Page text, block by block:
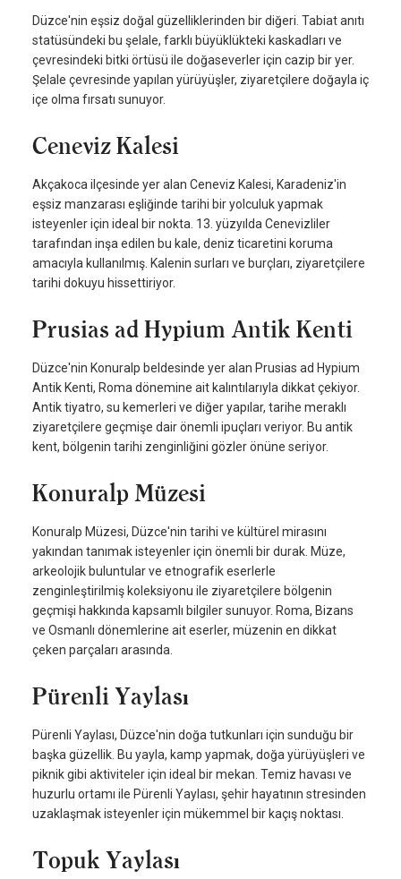
Düzce'nin eşsiz doğal güzelliklerinden bir diğeri. Tabiat anıtı
statüsündeki bu şelale, farklı büyüklükteki kaskadları ve
çevresindeki bitki örtüsü ile doğaseverler için cazip bir yer.
Şelale çevresinde yapılan yürüyüşler, ziyaretçilere doğayla iç
içe olma fırsatı sunuyor.
Ceneviz Kalesi
Akçakoca ilçesinde yer alan Ceneviz Kalesi, Karadeniz'in
eşsiz manzarası eşliğinde tarihi bir yolculuk yapmak
isteyenler için ideal bir nokta. 13. yüzyılda Cenevizliler
tarafından inşa edilen bu kale, deniz ticaretini koruma
amacıyla kullanılmış. Kalenin surları ve burçları, ziyaretçilere
tarihi dokuyu hissettiriyor.
Prusias ad Hypium Antik Kenti
Düzce'nin Konuralp beldesinde yer alan Prusias ad Hypium
Antik Kenti, Roma dönemine ait kalıntılarıyla dikkat çekiyor.
Antik tiyatro, su kemerleri ve diğer yapılar, tarihe meraklı
ziyaretçilere geçmişe dair önemli ipuçları veriyor. Bu antik
kent, bölgenin tarihi zenginliğini gözler önüne seriyor.
Konuralp Müzesi
Konuralp Müzesi, Düzce'nin tarihi ve kültürel mirasını
yakından tanımak isteyenler için önemli bir durak. Müze,
arkeolojik buluntular ve etnografik eserlerle
zenginleştirilmiş koleksiyonu ile ziyaretçilere bölgenin
geçmişi hakkında kapsamlı bilgiler sunuyor. Roma, Bizans
ve Osmanlı dönemlerine ait eserler, müzenin en dikkat
çeken parçaları arasında.
Pürenli Yaylası
Pürenli Yaylası, Düzce'nin doğa tutkunları için sunduğu bir
başka güzellik. Bu yayla, kamp yapmak, doğa yürüyüşleri ve
piknik gibi aktiviteler için ideal bir mekan. Temiz havası ve
huzurlu ortamı ile Pürenli Yaylası, şehir hayatının stresinden
uzaklaşmak isteyenler için mükemmel bir kaçış noktası.
Topuk Yaylası